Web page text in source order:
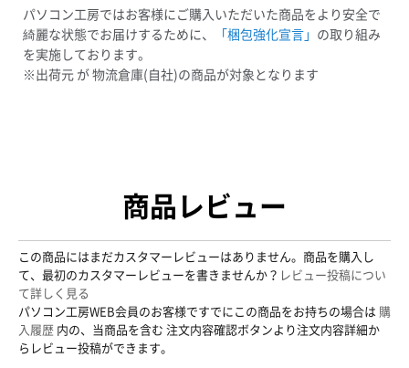
パソコン工房ではお客様にご購入いただいた商品をより安全で
綺麗な状態でお届けするために、
「梱包強化宣言」 の取り組み
を実施しております。
※出荷元 が 物流倉庫(自社)の商品が対象となります
商品レビュー
この商品にはまだカスタマーレビューはありません。商品を購入し
て、最初のカスタマーレビューを書きませんか？ レビュー投稿につい
て詳しく見る
パソコン工房WEB会員のお客様ですでにこの商品をお持ちの場合は 購
入履歴 内の、当商品を含む 注文内容確認ボタンより注文内容詳細か
らレビュー投稿ができます。